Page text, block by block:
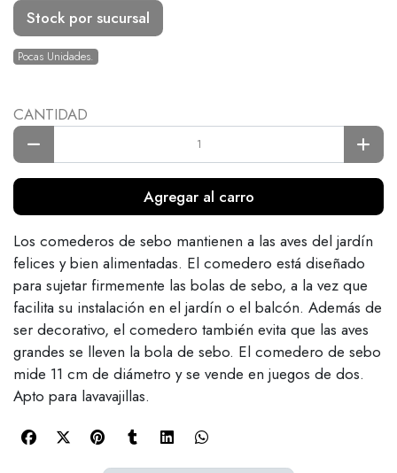
Stock por sucursal
Pocas Unidades.
CANTIDAD
Agregar al carro
Los comederos de sebo mantienen a las aves del jardín
felices y bien alimentadas. El comedero está diseñado
para sujetar firmemente las bolas de sebo, a la vez que
facilita su instalación en el jardín o el balcón. Además de
ser decorativo, el comedero también evita que las aves
grandes se lleven la bola de sebo. El comedero de sebo
mide 11 cm de diámetro y se vende en juegos de dos.
Apto para lavavajillas.